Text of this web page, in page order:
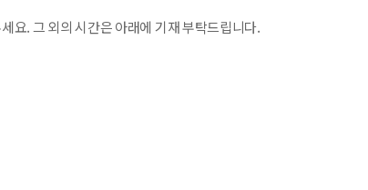
요. 그 외의 시간은 아래에 기재 부탁드립니다.